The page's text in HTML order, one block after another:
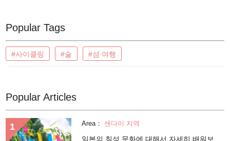
Popular Tags
#사이클링 #술 #섬 여행
Popular Articles
Area： 센다이 지역
일본의 칠석 문화에 대해서 자세히 배워보